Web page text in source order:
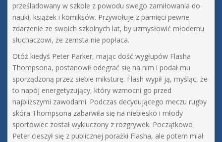
prześladowany w szkole z powodu swego zamiłowania do
nauki, książek i komiksów. Przywołuje z pamięci pewne
zdarzenie ze swoich szkolnych lat, by uzmysłowić młodemu
słuchaczowi, że zemsta nie popłaca.
Otóż kiedyś Peter Parker, mając dość wygłupów Flasha
Thompsona, postanowił odegrać się na nim i podał mu
sporządzoną przez siebie miksturę. Flash wypił ją, myśląc, że
to napój energetyzujący, który wzmocni go przed
najbliższymi zawodami. Podczas decydującego meczu rugby
skóra Thompsona zabarwiła się na niebiesko i młody
sportowiec został wykluczony z rozgrywek. Początkowo
Peter cieszył się z publicznej porażki Flasha, ale potem miał